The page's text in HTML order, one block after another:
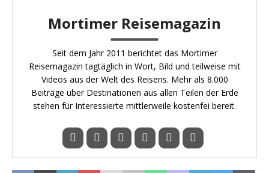
Mortimer Reisemagazin
Seit dem Jahr 2011 berichtet das Mortimer
Reisemagazin tagtäglich in Wort, Bild und teilweise mit
Videos aus der Welt des Reisens. Mehr als 8.000
Beiträge über Destinationen aus allen Teilen der Erde
stehen für Interessierte mittlerweile kostenfei bereit.